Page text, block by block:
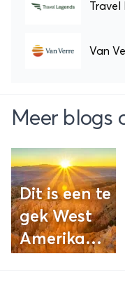
Travel
Van
Meer blogs
Dit is een te
gek West
Amerika